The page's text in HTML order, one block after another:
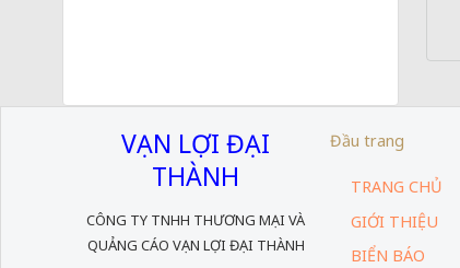
VẠN LỢI ĐẠI
THÀNH
CÔNG TY TNHH THƯƠNG MẠI VÀ
QUẢNG CÁO VẠN LỢI ĐẠI THÀNH
Đầu trang
TRANG CHỦ
GIỚI THIỆU
BIỂN BÁO